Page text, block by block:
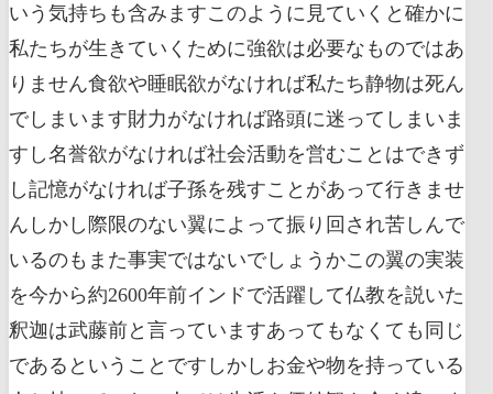
いう気持ちも含みますこのように見ていくと確かに
私たちが生きていくために強欲は必要なものではあ
りません食欲や睡眠欲がなければ私たち静物は死ん
でしまいます財力がなければ路頭に迷ってしまいま
すし名誉欲がなければ社会活動を営むことはできず
し記憶がなければ子孫を残すことがあって行きませ
んしかし際限のない翼によって振り回され苦しんで
いるのもまた事実ではないでしょうかこの翼の実装
を今から約2600年前インドで活躍して仏教を説いた
釈迦は武藤前と言っていますあってもなくても同じ
であるということですしかしお金や物を持っている